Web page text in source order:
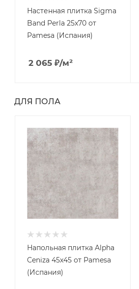
Настенная плитка Sigma
Band Perla 25x70 от
Pamesa (Испания)
2 065 ₽/м²
ДЛЯ ПОЛА
Напольная плитка Alpha
Ceniza 45x45 от Pamesa
(Испания)